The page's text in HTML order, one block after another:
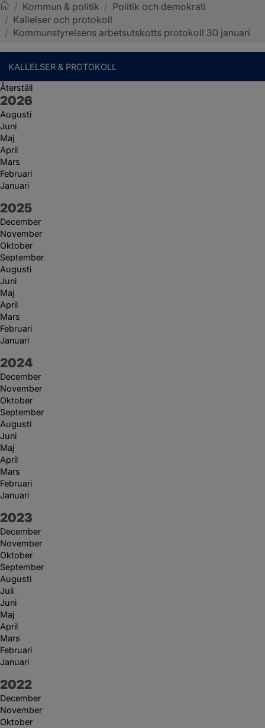
Sotenäs kommun
/ Kommun & politik / Politik och demokrati
/ Kallelser och protokoll
/ Kommunstyrelsens arbetsutskotts protokoll 30 januari
KALLELSER & PROTOKOLL
Återställ
År:
2026
Augusti
Juni
Maj
April
Mars
Februari
Januari
År:
2025
December
November
Oktober
September
Augusti
Juni
Maj
April
Mars
Februari
Januari
År:
2024
December
November
Oktober
September
Augusti
Juni
Maj
April
Mars
Februari
Januari
År:
2023
December
November
Oktober
September
Augusti
Juli
Juni
Maj
April
Mars
Februari
Januari
År:
2022
December
November
Oktober